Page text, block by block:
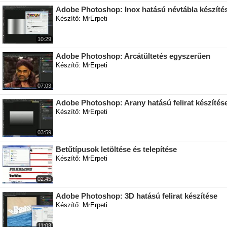
10:29
Adobe Photoshop: Inox hatású névtábla
Készítő: MrErpeti
07:03
Adobe Photoshop: Arcátültetés egyszerűen
Készítő: MrErpeti
03:59
Adobe Photoshop: Arany hatású felirat
Készítő: MrErpeti
02:45
Betűtípusok letöltése és telepítése
Készítő: MrErpeti
11:03
Adobe Photoshop: 3D hatású felirat készítése
Készítő: MrErpeti